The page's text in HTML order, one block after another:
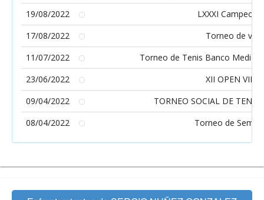
19/08/2022
LXXXI
17/08/2022
Torneo de
11/07/2022
Torneo de Tenis Banco
23/06/2022
XII OPEN VILA
09/04/2022
TORNEO SOCIAL DE
08/04/2022
Torneo de